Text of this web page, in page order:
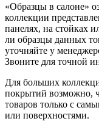
«Образцы в салоне»
коллекции
панелях, на стойках
ли образцы данных
уточняйте у
Звоните для точной
Для больших
покрытий возможно,
товаров только с
или поверхностями.